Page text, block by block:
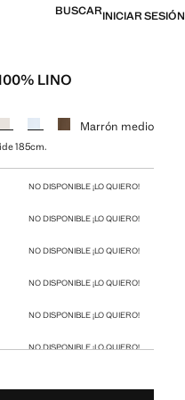
BUSCARINICIAR SESIÓN
LINO
Marrón medio
185cm.
NO DISPONIBLE ¡LO QUIERO!
NO DISPONIBLE ¡LO QUIERO!
NO DISPONIBLE ¡LO QUIERO!
NO DISPONIBLE ¡LO QUIERO!
NO DISPONIBLE ¡LO QUIERO!
NO DISPONIBLE ¡LO QUIERO!